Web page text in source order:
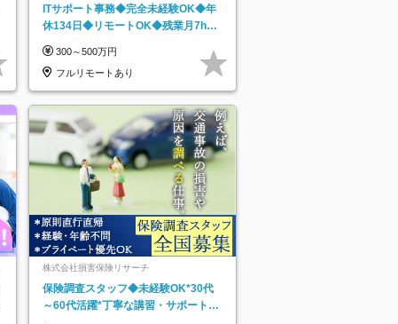
ITサポート事務◆完全未経験OK◆年
休134日◆リモートOK◆残業月7h以
300～500万円
フルリモートあり
株式会社損害保険リサーチ
保険調査スタッフ◆未経験OK*30代
～60代活躍*丁寧な講習・サポートあ